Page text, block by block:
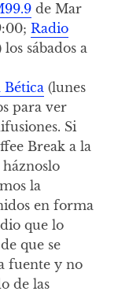
de Mar
Radio
sábados a
Bética(lunes
para ver
Si
Break a la
la
en forma
que lo
que se
fuente y no
de las